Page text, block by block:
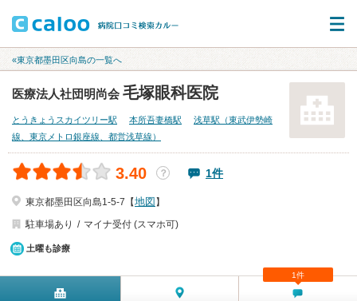
«東京都墨田区向島の一覧へ
医療法人社団明尚会 毛塚眼科医院
とうきょうスカイツリー駅 本所吾妻橋駅
浅草駅（東武伊勢崎
線、東京メトロ銀座線、都営浅草線）
3.40 ？ 1件
東京都墨田区向島1-5-7【地図 】
駐車場あり
マイナ受付 (スマホ可)
土曜も診療
1件